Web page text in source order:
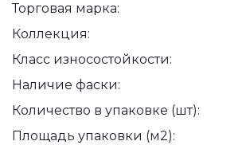
Торговая марка:
Коллекция:
Класс износостойкости:
Наличие фаски:
Количество в упаковке (шт):
Площадь упаковки (м2):